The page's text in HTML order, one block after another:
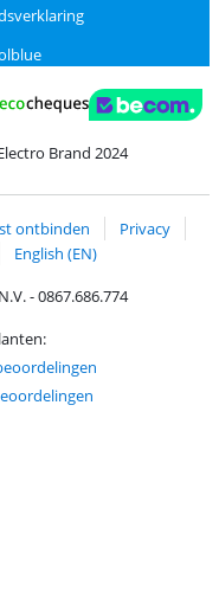
PayPal
Brand 2024
ontbinden
Privacy
English (EN)
- 0867.686.774